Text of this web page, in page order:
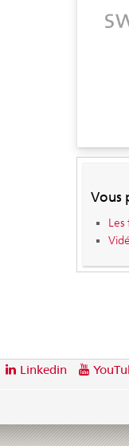
Vous
Les
Linkedin